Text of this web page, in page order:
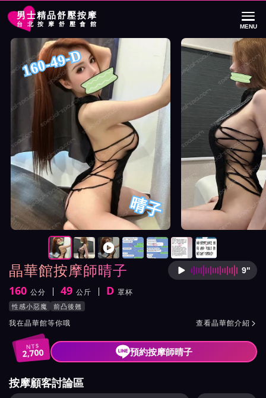
男士精品舒壓按摩
台北按摩舒壓會館 MENU
首頁 晶華館按摩師晴子詳細介紹
晶華館按摩師晴子 按摩師
9"
身高
160 公分
體重 49 公斤
罩杯 D 罩杯
按摩師晴子服務風格與特色
性感小惡魔 前凸後翹
按摩師晴子所屬按摩會館介紹與班表
我在晶華館等你哦 查看晶華館介紹 
NT$
2,700 預約按摩師晴子
晶華館按摩師晴子照片展示與影片介紹
晴子
160-49-D
按摩師晴子照片展示與影片介紹及客戶評價截屏展示
按摩顧客討論區